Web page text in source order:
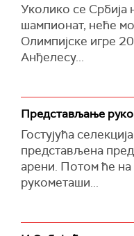
Уколико се Србија
шампионат, неће
Олимпијске игре
Анђелесу...
Представљање
Гостујућа
представљена
арени. Потом ће
рукометаши...